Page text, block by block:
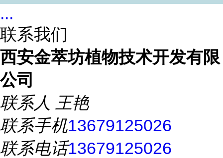
...
联系我们
西安金萃坊植物技术开发有限
公司
联系人 王艳
联系手机13679125026
联系电话13679125026